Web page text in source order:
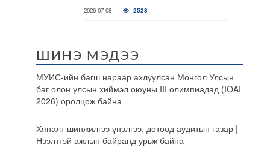
2026-07-08 2528
ШИНЭ МЭДЭЭ
МУИС-ийн багш нараар ахлуулсан Монгол Улсын
баг олон улсын хиймэл оюуны III олимпиадад (IOAI
2026) оролцож байна
Хяналт шинжилгээ үнэлгээ, дотоод аудитын газар |
Нээлттэй ажлын байранд урьж байна